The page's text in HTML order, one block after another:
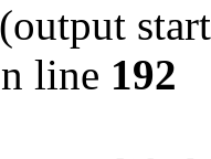
line 192